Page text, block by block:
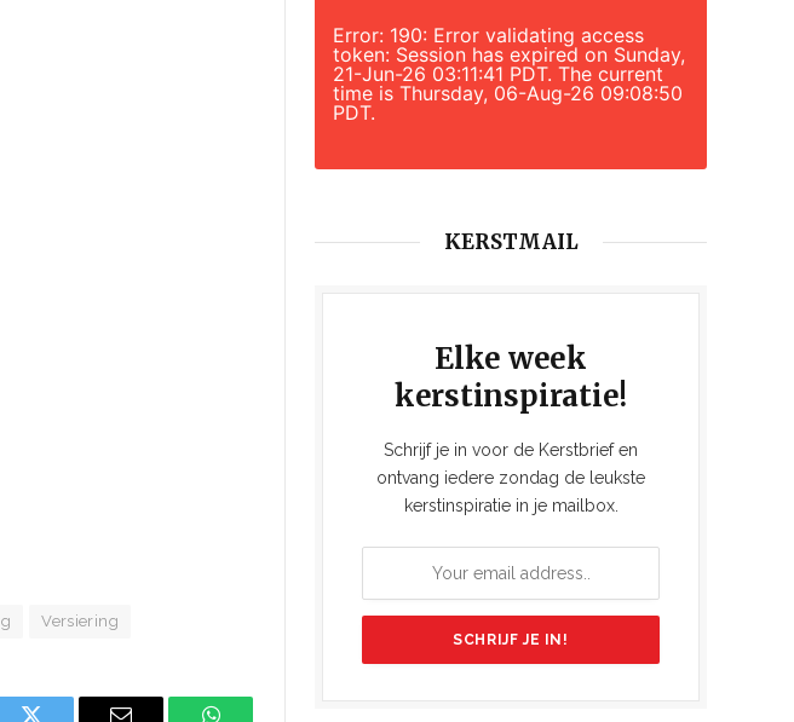
Versiering
Error: 190: Error validating access
token: Session has expired on Sunday,
21-Jun-26 03:11:41 PDT. The current
time is Thursday, 06-Aug-26 09:08:50
PDT.
KERSTMAIL
Elke week
kerstinspiratie!
Schrijf je in voor de Kerstbrief en
ontvang iedere zondag de leukste
kerstinspiratie in je mailbox.